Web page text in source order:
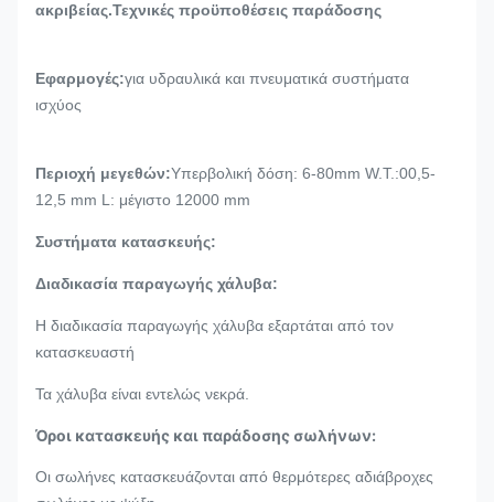
ακριβείας.Τεχνικές προϋποθέσεις παράδοσης
Εφαρμογές:για υδραυλικά και πνευματικά συστήματα
ισχύος
Περιοχή μεγεθών:Υπερβολική δόση: 6-80mm W.T.:00,5-
12,5 mm L: μέγιστο 12000 mm
Συστήματα κατασκευής:
Διαδικασία παραγωγής χάλυβα:
Η διαδικασία παραγωγής χάλυβα εξαρτάται από τον
κατασκευαστή
Τα χάλυβα είναι εντελώς νεκρά.
Όροι κατασκευής και παράδοσης σωλήνων:
Οι σωλήνες κατασκευάζονται από θερμότερες αδιάβροχες